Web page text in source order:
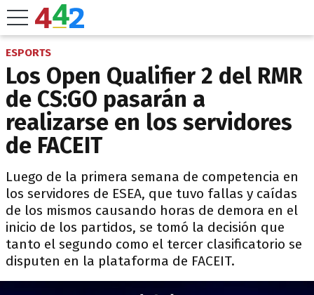
ESPORTS
Los Open Qualifier 2 del RMR
de CS:GO pasarán a
realizarse en los servidores
de FACEIT
Luego de la primera semana de competencia en
los servidores de ESEA, que tuvo fallas y caídas
de los mismos causando horas de demora en el
inicio de los partidos, se tomó la decisión que
tanto el segundo como el tercer clasificatorio se
disputen en la plataforma de FACEIT.